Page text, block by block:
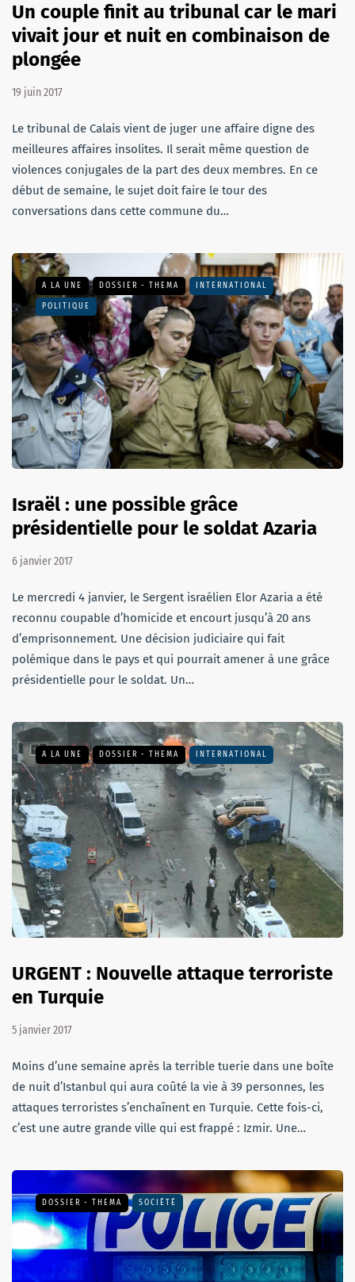
Un couple finit au tribunal car le mari
vivait jour et nuit en combinaison de
plongée
19 juin 2017
Le tribunal de Calais vient de juger une affaire digne des
meilleures affaires insolites. Il serait même question de
violences conjugales de la part des deux membres. En ce
début de semaine, le sujet doit faire le tour des
conversations dans cette commune du…
A LA UNE DOSSIER - THEMA INTERNATIONAL
POLITIQUE
Israël : une possible grâce
présidentielle pour le soldat Azaria
6 janvier 2017
Le mercredi 4 janvier, le Sergent israélien Elor Azaria a été
reconnu coupable d’homicide et encourt jusqu’à 20 ans
d’emprisonnement. Une décision judiciaire qui fait
polémique dans le pays et qui pourrait amener à une grâce
présidentielle pour le soldat. Un…
A LA UNE DOSSIER - THEMA INTERNATIONAL
URGENT : Nouvelle attaque terroriste
en Turquie
5 janvier 2017
Moins d’une semaine après la terrible tuerie dans une boîte
de nuit d’Istanbul qui aura coûté la vie à 39 personnes, les
attaques terroristes s’enchaînent en Turquie. Cette fois-ci,
c’est une autre grande ville qui est frappé : Izmir. Une…
DOSSIER - THEMA SOCIÉTÉ